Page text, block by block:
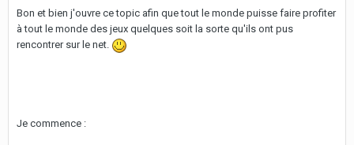
Bon et bien j'ouvre ce topic afin que tout le monde puisse faire profiter
à tout le monde des jeux quelques soit la sorte qu'ils ont pus
rencontrer sur le net.
Je commence :